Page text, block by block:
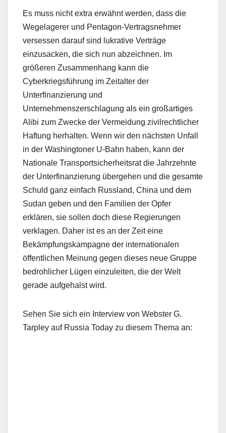
Es muss nicht extra erwähnt werden, dass die
Wegelagerer und Pentagon-Vertragsnehmer
versessen darauf sind lukrative Verträge
einzusacken, die sich nun abzeichnen. Im
größeren Zusammenhang kann die
Cyberkriegsführung im Zeitalter der
Unterfinanzierung und
Unternehmenszerschlagung als ein großartiges
Alibi zum Zwecke der Vermeidung zivilrechtlicher
Haftung herhalten. Wenn wir den nächsten Unfall
in der Washingtoner U-Bahn haben, kann der
Nationale Transportsicherheitsrat die Jahrzehnte
der Unterfinanzierung übergehen und die gesamte
Schuld ganz einfach Russland, China und dem
Sudan geben und den Familien der Opfer
erklären, sie sollen doch diese Regierungen
verklagen. Daher ist es an der Zeit eine
Bekämpfungskampagne der internationalen
öffentlichen Meinung gegen dieses neue Gruppe
bedrohlicher Lügen einzuleiten, die der Welt
gerade aufgehalst wird.
Sehen Sie sich ein Interview von Webster G.
Tarpley auf Russia Today zu diesem Thema an: